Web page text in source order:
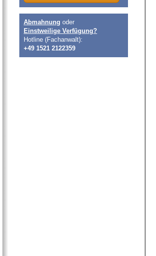
Abmahnung oder
Einstweilige Verfügung?
Hotline (Fachanwalt):
+49 1521 2122359